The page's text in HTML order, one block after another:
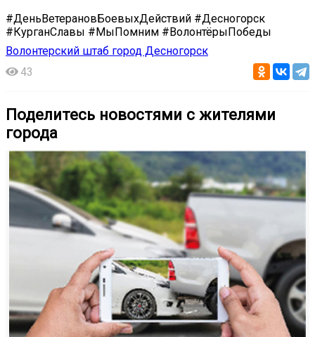
#ДеньВетерановБоевыхДействий #Десногорск
#КурганСлавы #МыПомним #ВолонтёрыПобеды
Волонтерский штаб город Десногорск
43
Поделитесь новостями с жителями
города